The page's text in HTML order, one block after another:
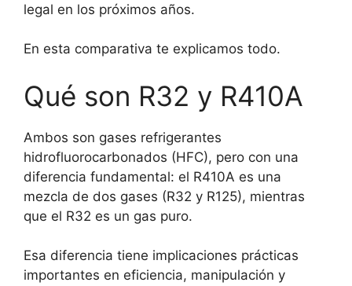
legal en los próximos años.
En esta comparativa te explicamos todo.
Qué son R32 y R410A
Ambos son gases refrigerantes
hidrofluorocarbonados (HFC), pero con una
diferencia fundamental: el R410A es una
mezcla de dos gases (R32 y R125), mientras
que el R32 es un gas puro.
Esa diferencia tiene implicaciones prácticas
importantes en eficiencia, manipulación y